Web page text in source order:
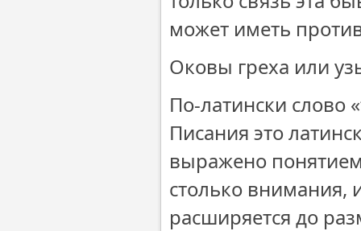
может иметь
Оковы греха или
По-латински слово
Писания это
выражено
столько внимания,
расширяется до